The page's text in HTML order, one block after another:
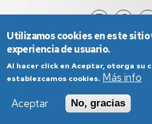
Aviso Legal
Condiciones
Política de Privacidad
Utilizamos cookies en este sitio
experiencia de usuario.
Al hacer click en Aceptar, otorga su
establezcamos cookies. Más info
Aceptar
No, gracias